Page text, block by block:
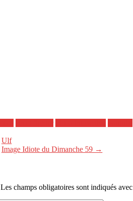
Ulf
Image Idiote du Dimanche 59 →
Les champs obligatoires sont indiqués avec